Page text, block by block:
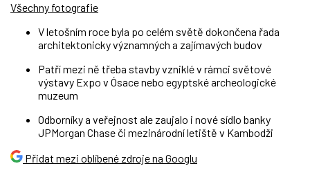
Všechny fotografie
V letošním roce byla po celém světě dokončena řada
architektonicky významných a zajímavých budov
Patří mezi ně třeba stavby vzniklé v rámci světové
výstavy Expo v Ósace nebo egyptské archeologické
muzeum
Odborníky a veřejnost ale zaujalo i nové sídlo banky
JPMorgan Chase či mezinárodní letiště v Kambodži
Přidat mezi oblíbené zdroje na Googlu